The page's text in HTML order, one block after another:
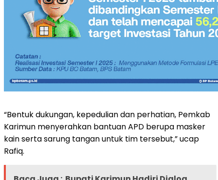
“Bentuk dukungan, kepedulian dan perhatian, Pemkab
Karimun menyerahkan bantuan APD berupa masker
kain serta sarung tangan untuk tim tersebut,” ucap
Rafiq.